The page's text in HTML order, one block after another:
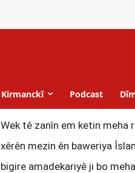
Kirmanckî Podcast
Wek tê zanîn em ketin meha
xêrên mezin ên baweriya
bigire amadekariyê ji bo